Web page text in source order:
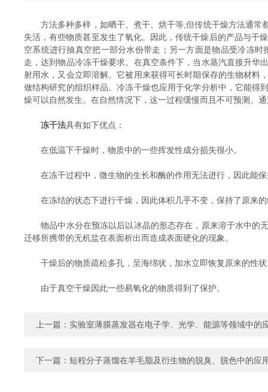
方法多种多样，如晒干、煮干、烘干等,但传统干燥方法通常
失活，有些物质甚至发生了氧化。因此，传统干燥后的产品与干
空系统进行抽真空把一部分水份带走；另一方面是物品受冷冻
走，达到物品冷冻干燥要求。在真空条件下，当水蒸汽直接升
射用水，又会立即溶解。它被用来获得可长时期保存的生物材料
做结构研究的组织样品。冷冻干燥也应用于化学分析中，它能得
燥可以自然发生。在自然情况下，这一过程缓慢而且不可预测。
冻干法具有如下优点：
在低温下干燥时，物质中的一些挥发性成分损失很小。
在冻干过程中，微生物的生长和酶的作用无法进行，因此能保
在冻结的状态下进行干燥，因此体积几乎不变，保持了原来的
物品中水分在预冻以后以冰晶的形态存在，原来溶于水中的无
迁移所携带的无机盐在表面析出而造成表面硬化的现象。
干燥后的物质疏松多孔，呈海绵状，加水立即恢复原来的性状
由于真空干燥因此一些易氧化的物质得到了保护。
上一篇： 实验室薄膜蒸发器在电子学、光学、能源等领域中的
下一篇： 短程分子蒸馏在羊毛脂及衍生物的脱臭、脱色中的应